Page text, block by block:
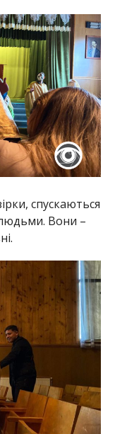
спускаються
Вони –